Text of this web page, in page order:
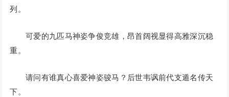
列。
可爱的九匹马神姿争俊竞雄，昂首阔视显得高雅深沉稳
重。
请问有谁真心喜爱神姿骏马？后世韦讽前代支遁名传天
下。